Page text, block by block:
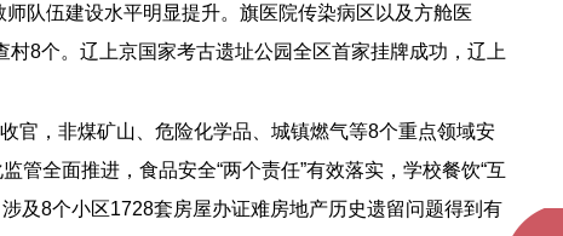
队伍建设水平明显提升。旗医院传染病区以及方舱医
8个。辽上京国家考古遗址公园全区首家挂牌成功，辽上
官，非煤矿山、危险化学品、城镇燃气等8个重点领域安
全面推进，食品安全“两个责任”有效落实，学校餐饮“互
及8个小区1728套房屋办证难房地产历史遗留问题得到有